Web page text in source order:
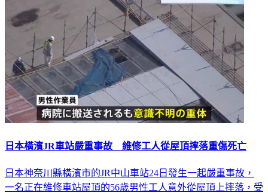
日本橫濱JR車站嚴重事故 維修工人從屋頂摔落重傷死亡
日本神奈川縣橫濱市的JR中山車站24日發生一起嚴重事故，
一名正在維修車站屋頂的56歲男性工人意外從屋頂上摔落，受